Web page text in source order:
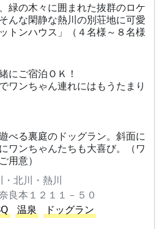
緑の木々に囲まれた抜群のロケ
んな閑静な熱川の別荘地に可愛
トンハウス」（４名様～８名様
にご宿泊ＯＫ！
ワンちゃん連れにはもうたまり
べる裏庭のドッグラン。斜面に
ワンちゃんたちも大喜び。（ワ
用意）
北川・熱川
良本１２１１－５０
温泉
ドッグラン